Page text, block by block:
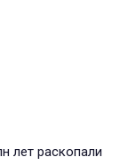
лет раскопали